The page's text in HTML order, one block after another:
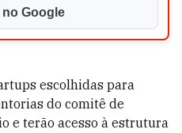
Google
escolhidas para
do comitê de
e terão acesso à estrutura